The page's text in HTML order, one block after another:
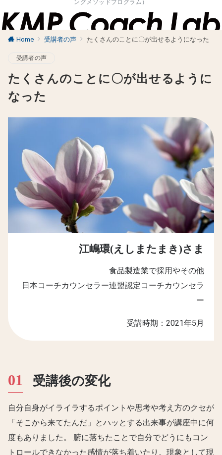
ングメソッドプログラム）
Home 受講者の声 たくさんのことに〇が出せるようになった
受講者の声
たくさんのことに〇が出せるように
なった
江嶋環(えしまたまき)さま
食品製造業で採用やその他
日本コーチカウンセラー連盟認定コーチカウンセラ
ー
受講時期：2021年5月
受講後の変化
自分自身がイライラするポイントや思考や考え方のクセが
「そこから来てたんだ」とハッとする出来事が講座中に何
度もありました。 腑に落ちたことで自分でどうにもコン
トロールできなかった感情が落ち着いたり。現象として現